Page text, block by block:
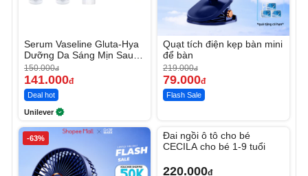
Serum Vaseline Gluta-Hya
Dưỡng Da Sáng Mịn Sau 7
Ngày
150.000đ
141.000đ
Deal hot
Unilever
Quạt tích điện kẹp bàn mini
để bàn
219.000đ
79.000đ
Flash Sale
-63%
Đai ngồi ô tô cho bé
CECILA cho bé 1-9 tuổi
220.000đ